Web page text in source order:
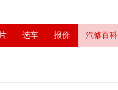
选车 报价 汽修百科